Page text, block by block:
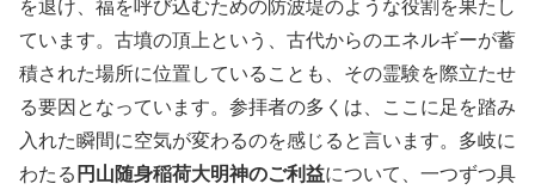
を退け、福を呼び込むための防波堤のような役割を果たし
ています。古墳の頂上という、古代からのエネルギーが蓄
積された場所に位置していることも、その霊験を際立たせ
る要因となっています。参拝者の多くは、ここに足を踏み
入れた瞬間に空気が変わるのを感じると言います。多岐に
わたる 円山随身稲荷大明神のご利益について、一つずつ具